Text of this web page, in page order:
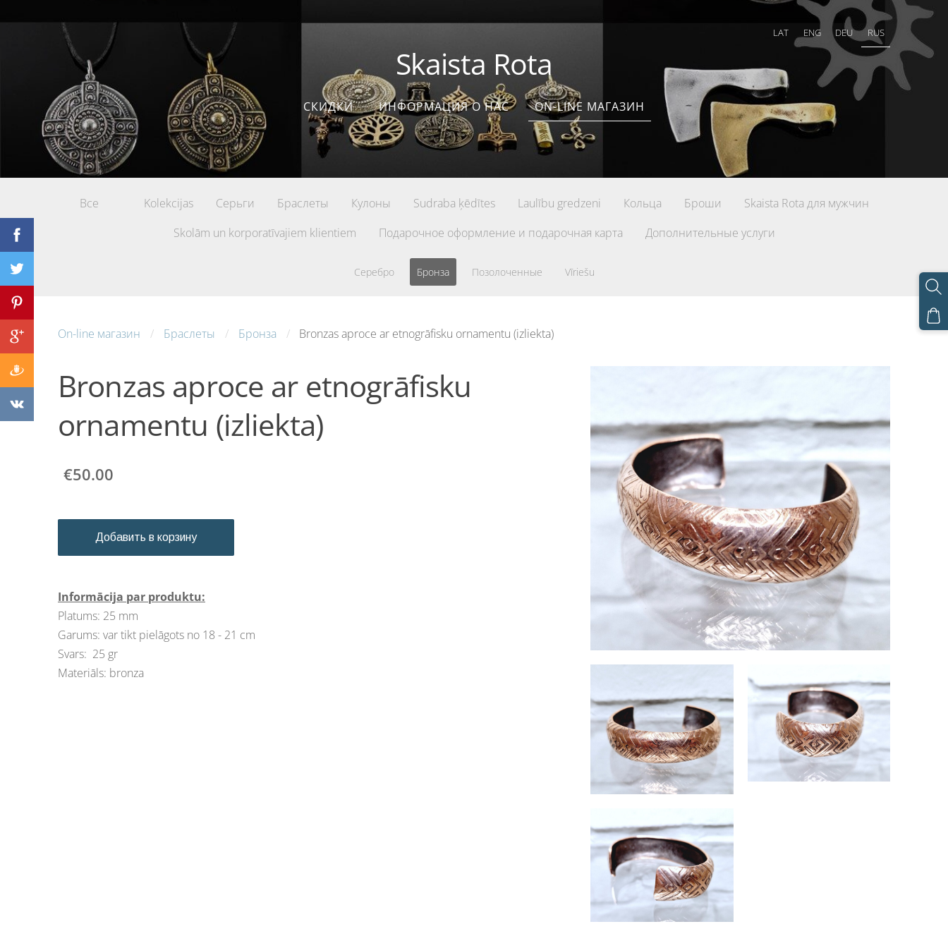
LAT ENG DEU RUS
Skaista Rota
СКИДКИ ИНФОРМАЦИЯ О НАС ON-LINE МАГАЗИН
Все Kolekcijas Серьги Браслеты Кулоны Sudraba ķēdītes Laulību gredzeni Кольца Броши
Skaista Rota для мужчин
Skolām un korporatīvajiem klientiem
Подарочное оформление и подарочная карта Дополнительные услуги
Серебро Бронза Позолоченные Vīriešu
On-line магазин Браслеты Бронза Bronzas aproce ar etnogrāfisku ornamentu (izliekta)
Bronzas aproce ar etnogrāfisku
ornamentu (izliekta)
€50.00
Добавить в корзину
Informācija par produktu:
Platums: 25 mm
Garums: var tikt pielāgots no 18 - 21 cm
Svars: 25 gr
Materiāls: bronza